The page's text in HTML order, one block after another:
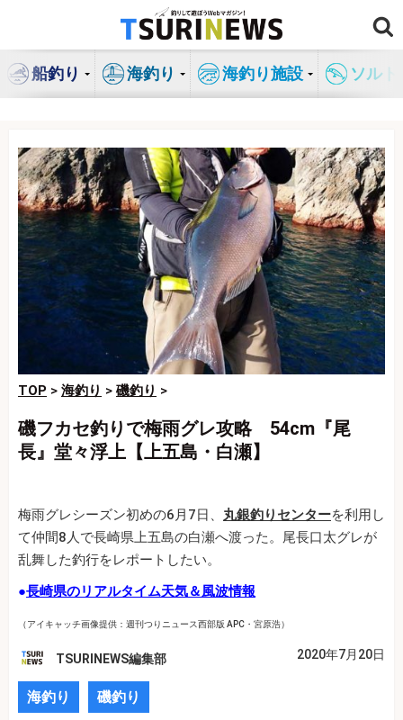
ン
船釣り 海釣り 海釣り施設 ソル
TOP > 海釣り > 磯釣り >
磯フカセ釣りで梅雨グレ攻略 54cm『尾
長』堂々浮上【上五島・白瀬】
梅雨グレシーズン初めの6月7日、 丸銀釣りセンターを利用し
て仲間8人で長崎県上五島の白瀬へ渡った。尾長口太グレが
乱舞した釣行をレポートしたい。
●長崎県のリアルタイム天気＆風波情報
（アイキャッチ画像提供：週刊つりニュース西部版 APC・宮原浩）
TSURINEWS編集部 2020年7月20日
海釣り 磯釣り